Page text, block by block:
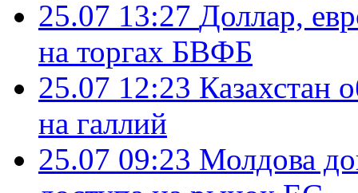
25.07 13:27 Доллар,
на торгах БВФБ
25.07 12:23 Казахстан
на галлий
25.07 09:23 Молдова